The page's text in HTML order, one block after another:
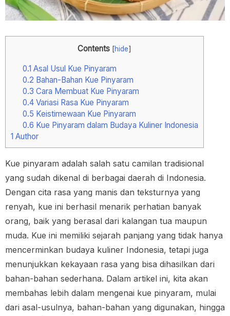
Contents [hide]
0.1 Asal Usul Kue Pinyaram
0.2 Bahan-Bahan Kue Pinyaram
0.3 Cara Membuat Kue Pinyaram
0.4Variasi Rasa Kue Pinyaram
0.5 Keistimewaan Kue Pinyaram
0.6 Kue Pinyaram dalam Budaya Kuliner Indonesia
1 Author
Kue pinyaram adalah salah satu camilan tradisional
yang sudah dikenal di berbagai daerah di Indonesia.
Dengan cita rasa yang manis dan teksturnya yang
renyah, kue ini berhasil menarik perhatian banyak
orang, baik yang berasal dari kalangan tua maupun
muda. Kue ini memiliki sejarah panjang yang tidak hanya
mencerminkan budaya kuliner Indonesia, tetapi juga
menunjukkan kekayaan rasa yang bisa dihasilkan dari
bahan-bahan sederhana. Dalam artikel ini, kita akan
membahas lebih dalam mengenai kue pinyaram, mulai
dari asal-usulnya, bahan-bahan yang digunakan, hingga